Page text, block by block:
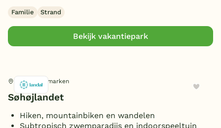
Familie Strand
Bekijk vakantiepark
Gjern, Denemarken
Søhøjlandet
Hiken, mountainbiken en wandelen
Subtropisch zwemparadijs en indoorspeeltuin